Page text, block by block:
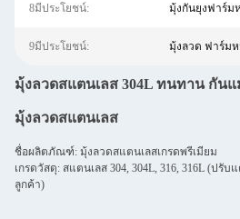
8มีประโยชน์: มุ้งกันยุงฟาร์ม
9มีประโยชน์: มุ้งลวด ฟาร์ม
มุ้งลวดสแตนเลส 304L ทนทาน กัน
มุ้งลวดสแตนเลส
ชื่อผลิตภัณฑ์: มุ้งลวดสแตนเลสเกรดพรีเมียม
เกรดวัสดุ: สแตนเลส 304, 304L, 316, 316L (ปรั
ลูกค้า)